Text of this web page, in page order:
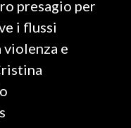
presagio per
i flussi
e